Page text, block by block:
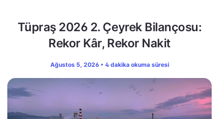
Tüpraş 2026 2. Çeyrek Bilançosu:
Rekor Kâr, Rekor Nakit
Ağustos 5, 2026 • 4 dakika okuma süresi